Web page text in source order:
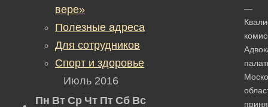
—
вере»
Полезные адреса
Для сотрудников
Спорт и здоровье
Июль 2016
Пн Вт Ср Чт Пт Сб Вс